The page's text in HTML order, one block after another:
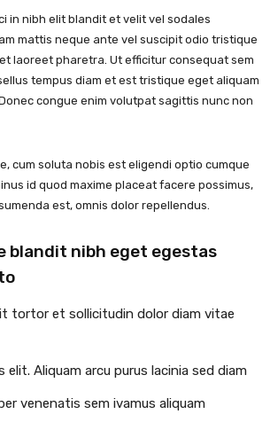
in nibh elit blandit et velit vel sodales
mattis neque ante vel suscipit odio tristique
laoreet pharetra. Ut efficitur consequat sem
tempus diam et est tristique eget aliquam
congue enim volutpat sagittis nunc non
cum soluta nobis est eligendi optio cumque
id quod maxime placeat facere possimus,
est, omnis dolor repellendus.
blandit nibh eget egestas
tortor et sollicitudin dolor diam vitae
elit. Aliquam arcu purus lacinia sed diam
venenatis sem ivamus aliquam